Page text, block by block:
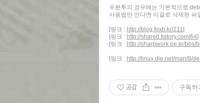
우분투의 경우에는 기본적으로
사용법만 안다면 이걸로 삭제된 파
[링크 : http://blog.foxb.kr/211]
[링크 : http://shared.tistory.com/64]
[링크 : http://sharpwork.pe.kr/
[링크 : http://linux.die.net/man/8/
공감 구독하